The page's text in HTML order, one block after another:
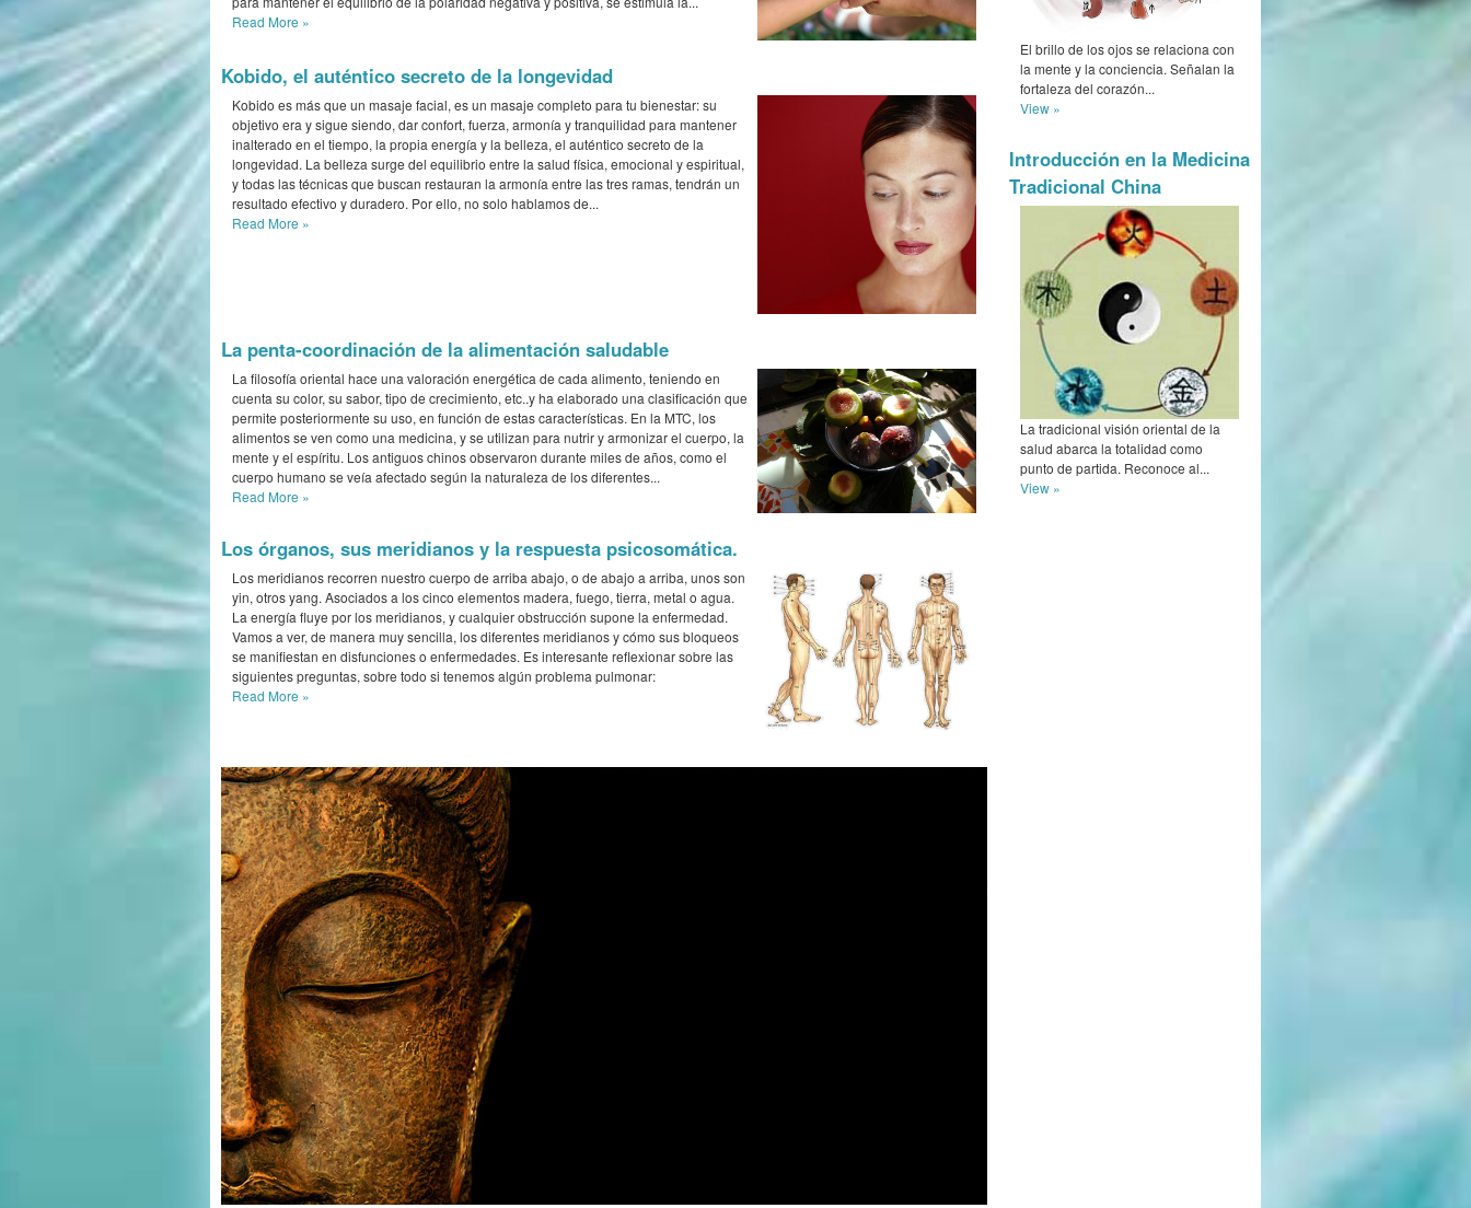
Read More »
Kobido, el auténtico secreto de la longevidad
Kobido es más que un masaje facial, es un masaje completo para tu bienestar: su
objetivo era y sigue siendo, dar confort, fuerza, armonía y tranquilidad para mantener
inalterado en el tiempo, la propia energía y la belleza, el auténtico secreto de la
longevidad. La belleza surge del equilibrio entre la salud física, emocional y espiritual,
y todas las técnicas que buscan restauran la armonía entre las tres ramas, tendrán un
resultado efectivo y duradero. Por ello, no solo hablamos de...
Read More »
La penta-coordinación de la alimentación saludable
La filosofía oriental hace una valoración energética de cada alimento, teniendo en
cuenta su color, su sabor, tipo de crecimiento, etc..y ha elaborado una clasificación que
permite posteriormente su uso, en función de estas características. En la MTC, los
alimentos se ven como una medicina, y se utilizan para nutrir y armonizar el cuerpo, la
mente y el espíritu. Los antiguos chinos observaron durante miles de años, como el
cuerpo humano se veía afectado según la naturaleza de los diferentes...
Read More »
Los órganos, sus meridianos y la respuesta psicosomática.
Los meridianos recorren nuestro cuerpo de arriba abajo, o de abajo a arriba, unos son
yin, otros yang. Asociados a los cinco elementos madera, fuego, tierra, metal o agua.
La energía fluye por los meridianos, y cualquier obstrucción supone la enfermedad.
Vamos a ver, de manera muy sencilla, los diferentes meridianos y cómo sus bloqueos
se manifiestan en disfunciones o enfermedades. Es interesante reflexionar sobre las
siguientes preguntas, sobre todo si tenemos algún problema pulmonar:
Read More »
El brillo de los ojos se relaciona con
la mente y la conciencia. Señalan la
fortaleza del corazón...
View »
Introducción en la Medicina
Tradicional China
La tradicional visión oriental de la
salud abarca la totalidad como
punto de partida. Reconoce al...
View »